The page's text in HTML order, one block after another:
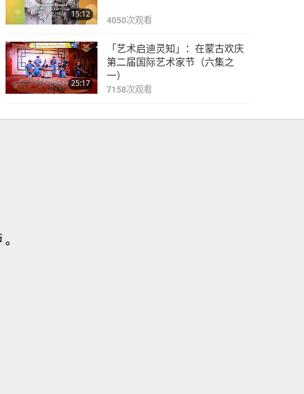
15:12
4050次观看
25:17
「艺术启迪灵知」：在蒙古欢庆
第二届国际艺术家节（六集之
一）
7158次观看